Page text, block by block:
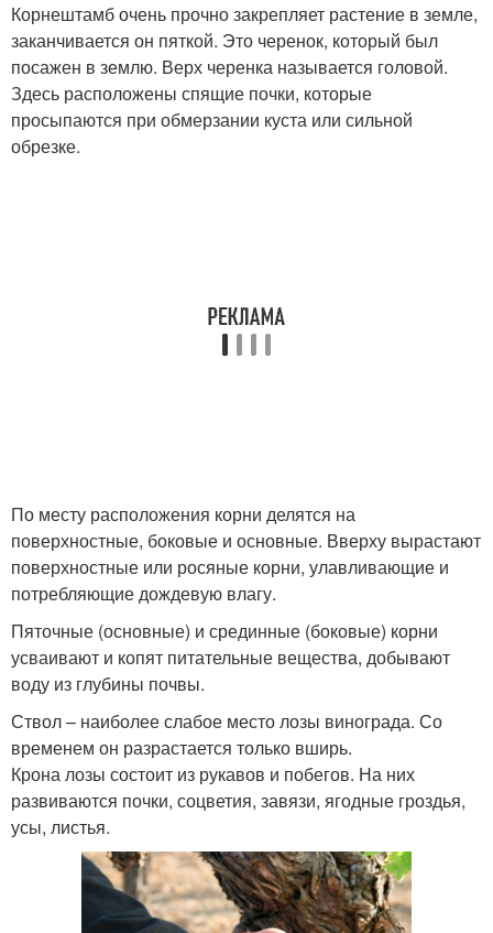
Корнештамб очень прочно закрепляет растение в земле,
заканчивается он пяткой. Это черенок, который был
посажен в землю. Верх черенка называется головой.
Здесь расположены спящие почки, которые
просыпаются при обмерзании куста или сильной
обрезке.
По месту расположения корни делятся на
поверхностные, боковые и основные. Вверху вырастают
поверхностные или росяные корни, улавливающие и
потребляющие дождевую влагу.
Пяточные (основные) и срединные (боковые) корни
усваивают и копят питательные вещества, добывают
воду из глубины почвы.
Ствол – наиболее слабое место лозы винограда. Со
временем он разрастается только вширь.
Крона лозы состоит из рукавов и побегов. На них
развиваются почки, соцветия, завязи, ягодные гроздья,
усы, листья.